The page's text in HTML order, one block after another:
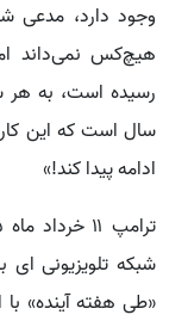
وجود دارد، مدعی
هیچ‌کس نمی‌داند
رسیده است، به
سال است که این کار
ادامه پیدا کند!»
شبکه تلویزیونی ای
«طی هفته آینده»